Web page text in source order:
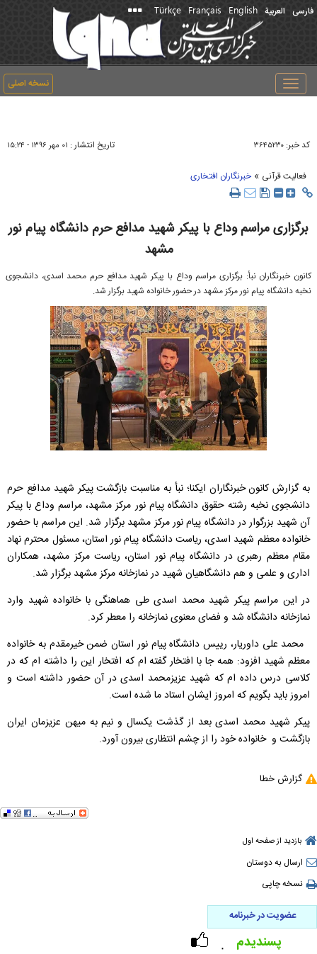
فارسی العربیة English
Français
Türkçe
نسخه اصلی
Toggle
navigation
کد خبر: ۳۶۴۵۲۳۰ تاریخ انتشار : ۰۱ مهر ۱۳۹۶ - ۱۵:۲۴
فعالیت قرآنی » خبرنگاران افتخاری
برگزاری مراسم وداع با پیکر شهید مدافع حرم دانشگاه پیام نور
مشهد
کانون خبرنگاران نبأ: برگزاری مراسم وداع با پیکر شهید مدافع حرم محمد اسدی، دانشجوی
نخبه دانشگاه پیام نور مرکز مشهد در حضور خانواده شهید برگزار شد.
به گزارش کانون خبرنگاران ایکنا؛ نبأ به مناسبت بازگشت پیکر شهید مدافع حرم
دانشجوی نخبه رشته حقوق دانشگاه پیام نور مرکز مشهد، مراسم وداع با پیکر
آن شهید بزرگوار در دانشگاه پیام نور مرکز مشهد برگزار شد. این مراسم با حضور
خانواده معظم شهید اسدی، ریاست دانشگاه پیام نور استان، مسئول محترم نهاد
مقام معظم رهبری در دانشگاه پیام نور استان، ریاست مرکز مشهد، همکاران
اداری و علمی و هم دانشگاهیان شهید در نمازخانه مرکز مشهد برگزار شد.
در این مراسم پیکر شهید محمد اسدی طی هماهنگی با خانواده شهید وارد
نمازخانه دانشگاه شد و فضای معنوی نمازخانه را معطر کرد.
محمد علی داوریار، رییس دانشگاه پیام نور استان ضمن خیرمقدم به خانواده
معظم شهید افزود: همه جا با افتخار گفته ام که افتخار این را داشته ام که در
کلاسی درس داده ام که شهید عزیزمحمد اسدی در آن حضور داشته است و
امروز باید بگویم که امروز ایشان استاد ما شده است.
پیکر شهید محمد اسدی بعد از گذشت یکسال و نیم به میهن عزیزمان ایران
بازگشت و خانواده خود را از چشم انتظاری بیرون آورد.
گزارش خطا
بازدید از صفحه اول
ارسال به دوستان
نسخه چاپی
عضویت در خبرنامه
۰ پسندیدم